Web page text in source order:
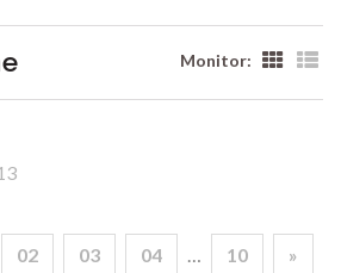
Monitor:
02 03 04 … 10 »